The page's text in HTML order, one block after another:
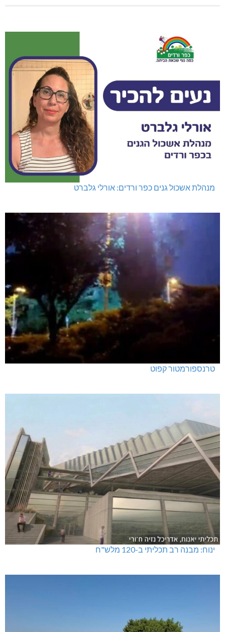
מנהלת אשכול גנים כפר ורדים: אורלי גלברט
טרנספורמטור קפוט
ינוח: מבנה רב תכליתי ב-120 מלש"ח